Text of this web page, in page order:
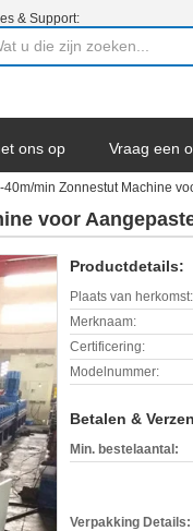
& Support:
ons op Vraag een
min Zonnestut Machine
voor
Productdetails:
Plaats van herkomst:
Merknaam:
Certificering:
Modelnummer:
Betalen &
Min. bestelaantal:
Verpakking Details: